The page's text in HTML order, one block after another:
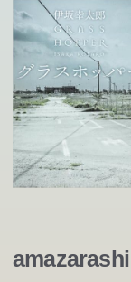
amazarashi